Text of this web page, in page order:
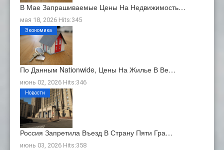
В Мае Запрашиваемые Цены На Недвижимость…
мая 18, 2026 Hits:345
По Данным Nationwide, Цены На Жилье В Ве…
июнь 02, 2026 Hits:346
Экономика
Россия Запретила Въезд В Страну Пяти Гра…
июнь 03, 2026 Hits:358
Новости